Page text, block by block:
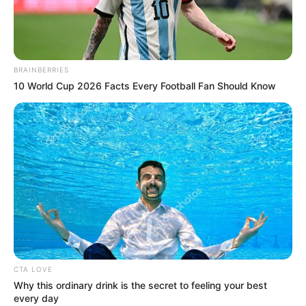
SINOPSIS IPA & IPS
Sinetron ini menceritakan tentang kisah para remaja SMA yang
mengalami konflik satu sama lain hanya karena perbedaan jurusan
BRAINBERRIES
10 World Cup 2026 Facts Every Football Fan Should Know
CTA LOVE
Why this ordinary drink is the secret to feeling your best
every day